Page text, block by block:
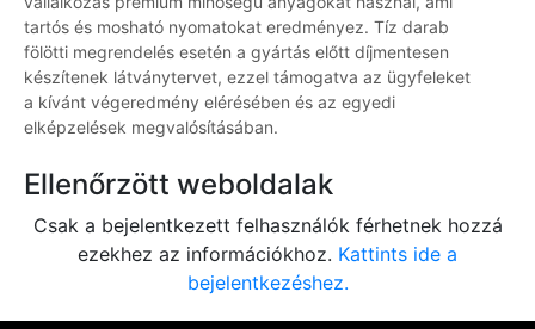
tartós és mosható nyomatokat eredményez. Tíz darab
fölötti megrendelés esetén a gyártás előtt díjmentesen
készítenek látványtervet, ezzel támogatva az ügyfeleket
a kívánt végeredmény elérésében és az egyedi
elképzelések megvalósításában.
Ellenőrzött weboldalak
Csak a bejelentkezett felhasználók férhetnek hozzá
ezekhez az információkhoz. Kattints ide a
bejelentkezéshez.